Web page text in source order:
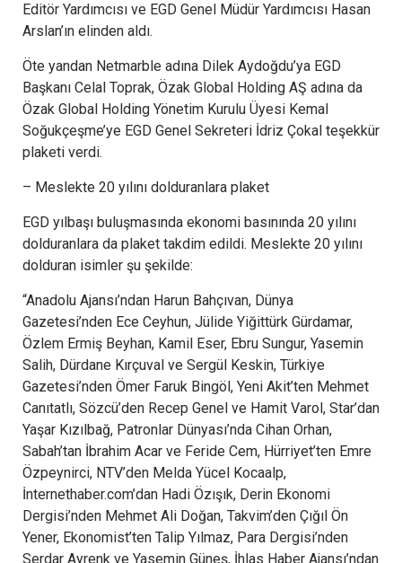
Editör Yardımcısı ve EGD Genel Müdür Yardımcısı Hasan
Arslan’ın elinden aldı.
Öte yandan Netmarble adına Dilek Aydoğdu’ya EGD
Başkanı Celal Toprak, Özak Global Holding AŞ adına da
Özak Global Holding Yönetim Kurulu Üyesi Kemal
Soğukçeşme’ye EGD Genel Sekreteri İdriz Çokal teşekkür
plaketi verdi.
– Meslekte 20 yılını dolduranlara plaket
EGD yılbaşı buluşmasında ekonomi basınında 20 yılını
dolduranlara da plaket takdim edildi. Meslekte 20 yılını
dolduran isimler şu şekilde:
“Anadolu Ajansı’ndan Harun Bahçıvan, Dünya
Gazetesi’nden Ece Ceyhun, Jülide Yiğittürk Gürdamar,
Özlem Ermiş Beyhan, Kamil Eser, Ebru Sungur, Yasemin
Salih, Dürdane Kırçuval ve Sergül Keskin, Türkiye
Gazetesi’nden Ömer Faruk Bingöl, Yeni Akit’ten Mehmet
Canıtatlı, Sözcü’den Recep Genel ve Hamit Varol, Star’dan
Yaşar Kızılbağ, Patronlar Dünyası’nda Cihan Orhan,
Sabah’tan İbrahim Acar ve Feride Cem, Hürriyet’ten Emre
Özpeynirci, NTV’den Melda Yücel Kocaalp,
İnternethaber.com’dan Hadi Özışık, Derin Ekonomi
Dergisi’nden Mehmet Ali Doğan, Takvim’den Çığıl Ön
Yener, Ekonomist’ten Talip Yılmaz, Para Dergisi’nden
Serdar Ayrenk ve Yasemin Güneş, İhlas Haber Ajansı’ndan